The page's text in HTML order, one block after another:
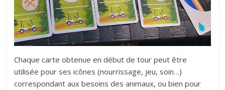
Chaque carte obtenue en début de tour peut être
utilisée pour ses icônes (nourrissage, jeu, soin…)
correspondant aux besoins des animaux, ou bien pour